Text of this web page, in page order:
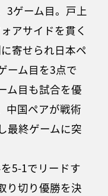
3ゲーム目。戸上
アサイドを貫く
寄せられ日本ペ
ーム目を3点で
ム目も試合を優
中国ペアが戦術
最終ゲームに突
5-1でリードす
り切り優勝を決